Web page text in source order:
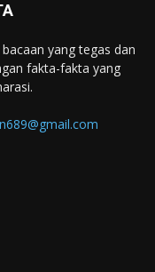
yang tegas dan
fakta-fakta yang